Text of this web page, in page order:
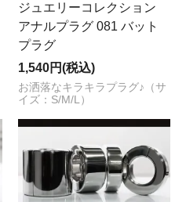
ジュエリーコレクション
アナルプラグ 081 バット
プラグ
1,540円(税込)
お洒落なキラキラプラグ♪（サ
イズ：S/M/L）